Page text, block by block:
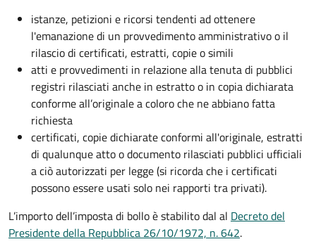
istanze, petizioni e ricorsi tendenti ad ottenere
l'emanazione di un provvedimento amministrativo o il
rilascio di certificati, estratti, copie o simili
atti e provvedimenti in relazione alla tenuta di pubblici
registri rilasciati anche in estratto o in copia dichiarata
conforme all’originale a coloro che ne abbiano fatta
richiesta
certificati, copie dichiarate conformi all'originale, estratti
di qualunque atto o documento rilasciati pubblici ufficiali
a ciò autorizzati per legge (si ricorda che i certificati
possono essere usati solo nei rapporti tra privati).
L’importo dell’imposta di bollo è stabilito dal al Decreto del
Presidente della Repubblica 26/10/1972, n. 642.